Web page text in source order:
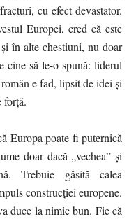
cu efect devastator.
Europei, cred că este
în alte chestiuni, nu doar
cine să le-o spună: liderul
e fad, lipsit de idei și
forță.
Europa poate fi puternică
doar dacă „vechea” și
Trebuie găsită calea
construcției europene.
duce la nimic bun. Fie că